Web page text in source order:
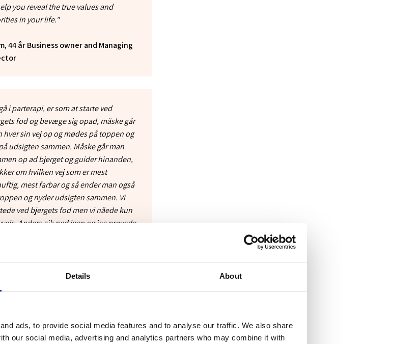
Details About
ads, to provide social media features and to analyse our traffic. We also share
our social media, advertising and analytics partners who may combine it with
you reveal the true values and
in your life."
44 år Business owner and Managing
i parterapi, er som at starte ved
fod og bevæge sig opad, måske går
hver sin vej op og mødes på toppen og
udsigten sammen. Måske går man
op ad bjerget og guider hinanden,
om hvilken vej som er mest
mest farbar og så ender man også
og nyder udsigten sammen. Vi
ved bjergets fod men vi nåede kun
Anders gik ned igen og jeg prøvede
tåget, ingen sigt. Nu står jeg ved foden
og går lidt rundt i området omkring
området omkring bjerget, der er nu
smukt og det er rart at gå der alene og